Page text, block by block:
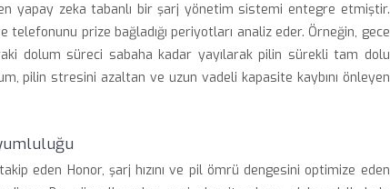
yapay zeka tabanlı bir şarj yönetim sistemi entegre etmiştir.
telefonunu prize bağladığı periyotları analiz eder. Örneğin, gece
dolum süreci sabaha kadar yayılarak pilin sürekli tam dolu
pilin stresini azaltan ve uzun vadeli kapasite kaybını önleyen
eden Honor, şarj hızını ve pil ömrü dengesini optimize eden